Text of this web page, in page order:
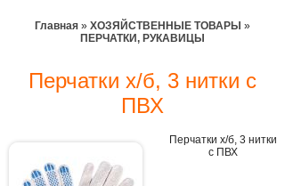
Главная » ХОЗЯЙСТВЕННЫЕ ТОВАРЫ »
ПЕРЧАТКИ, РУКАВИЦЫ
Перчатки х/б, 3 нитки с
ПВХ
Перчатки х/б, 3 нитки
с ПВХ